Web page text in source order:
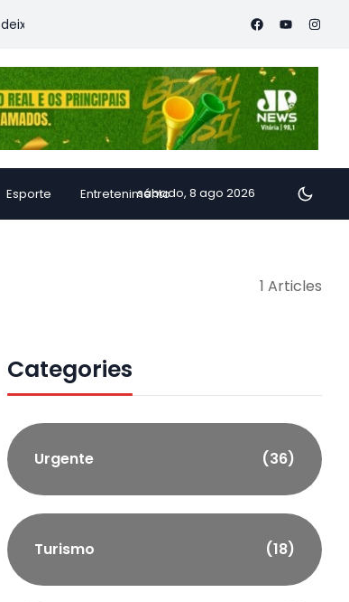
vítimas Família de Alfredo Chaves transforma
Esporte Entretenimentosábado, 8 ago 2026
1 Articles
Categories
Urgente (36)
Turismo (18)